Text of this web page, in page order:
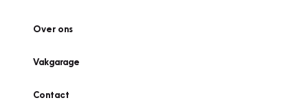
Over ons
Vakgarage
Contact